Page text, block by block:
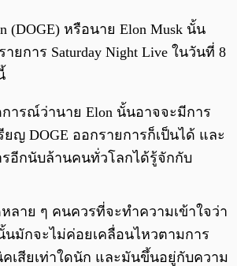
(DOGE) หรือนาย Elon Musk นั้น
ยการ Saturday Night Live ในวันที่ 8
ารณ์ว่านาย Elon นั้นอาจจะมีการ
ยญ DOGE ออกรายการก็เป็นได้ และ
อีกนับล้านคนทั่วโลกได้รู้จักกับ
ลาย ๆ คนควรที่จะทำความเข้าใจว่า
นมักจะไม่ค่อยเคลื่อนไหวตามการ
คเสียเท่าใดนัก และมันขึ้นอยู่กับความ